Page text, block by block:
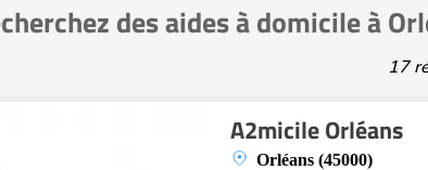
des aides à domicile à
17
A2micile Orléans
Orléans (45000)